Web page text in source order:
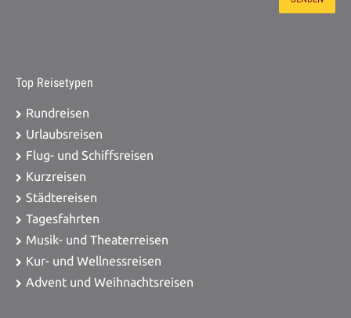
Top Reisetypen
Rundreisen
Urlaubsreisen
Flug- und Schiffsreisen
Kurzreisen
Städtereisen
Tagesfahrten
Musik- und Theaterreisen
Kur- und Wellnessreisen
Advent und Weihnachtsreisen